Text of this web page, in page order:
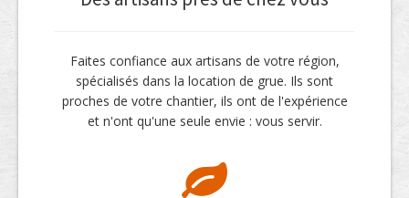
Faites confiance aux artisans de votre région,
spécialisés dans la location de grue. Ils sont
proches de votre chantier, ils ont de l'expérience
et n'ont qu'une seule envie : vous servir.